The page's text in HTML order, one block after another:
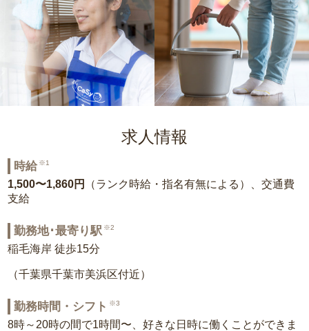
求人情報
時給 ※1
1,500〜1,860円
（ランク時給・指名有無による）、交通費
支給
勤務地･最寄り駅 ※2
稲毛海岸 徒歩15分
（千葉県千葉市美浜区付近）
勤務時間・シフト ※3
8時～20時の間で1時間〜、好きな日時に働くことができま